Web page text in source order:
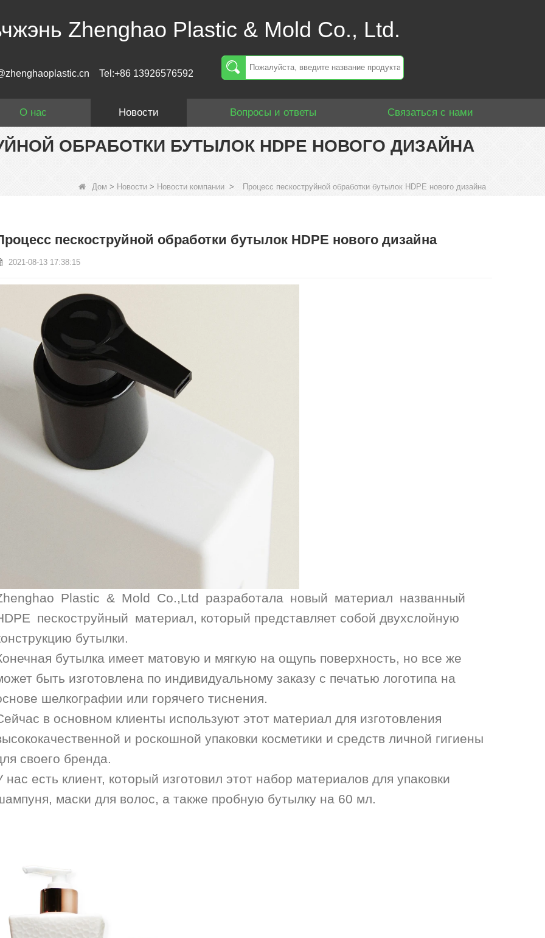
Zhenghao Plastic & Mold Co., Ltd.
Tel:+86 13926576592
О нас Новости Вопросы и ответы Связаться с нами
ОБРАБОТКИ БУТЫЛОК HDPE НОВОГО ДИЗАЙНА
Дом > Новости > Новости компании > Процесс пескоструйной обработки бутылок HDPE нового дизайна
пескоструйной обработки бутылок HDPE нового дизайна
2021-08-13 17:38:15
Plastic & Mold Co.,Ltd разработала новый материал названный
пескоструйный материал, который представляет собой двухслойную
бутылки.
бутылка имеет матовую и мягкую на ощупь поверхность, но все же
быть изготовлена ​​по индивидуальному заказу с печатью логотипа на
шелкографии или горячего тиснения.
в основном клиенты используют этот материал для изготовления
и роскошной упаковки косметики и средств личной гигиены
своего бренда.
нас есть клиент, который изготовил этот набор материалов для упаковки
маски для волос, а также пробную бутылку на 60 мл.